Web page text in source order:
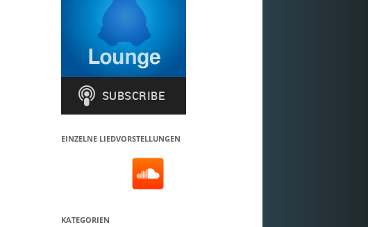
EINZELNE LIEDVORSTELLUNGEN
KATEGORIEN